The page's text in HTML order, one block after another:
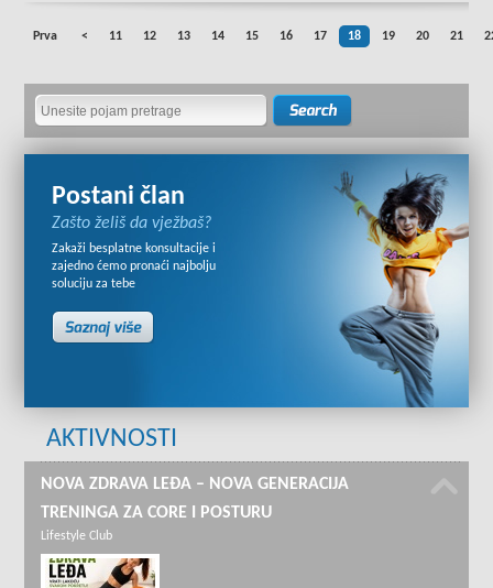
Prva < 11 12 13 14 15 16 17 18 19 20 21
Postani član
Zašto želiš da vježbaš?
Zakaži besplatne konsultacije i
zajedno ćemo pronaći najbolju
soluciju za tebe
AKTIVNOSTI
NOVA ZDRAVA LEĐA – NOVA GENERACIJA
TRENINGA ZA CORE I POSTURU
Lifestyle Club